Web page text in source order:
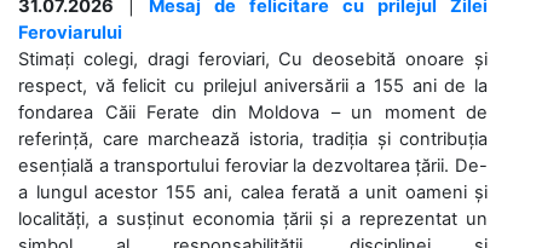
31.07.2026
Mesaj de felicitare cu prilejul Zilei
Feroviarului
Stimați colegi, dragi feroviari, Cu deosebită onoare și
respect, vă felicit cu prilejul aniversării a 155 ani de la
fondarea Căii Ferate din Moldova – un moment de
referință, care marchează istoria, tradiția și contribuția
esențială a transportului feroviar la dezvoltarea țării. De-
a lungul acestor 155 ani, calea ferată a unit oameni și
localități, a susținut economia țării și a reprezentat un